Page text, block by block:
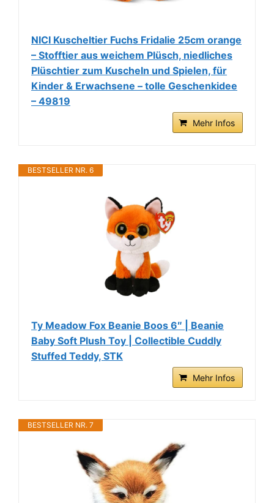
NICI Kuscheltier Fuchs Fridalie 25cm orange
– Stofftier aus weichem Plüsch, niedliches
Plüschtier zum Kuscheln und Spielen, für
Kinder & Erwachsene – tolle Geschenkidee
– 49819
Mehr Infos
BESTSELLER NR. 6
Ty Meadow Fox Beanie Boos 6″ | Beanie
Baby Soft Plush Toy | Collectible Cuddly
Stuffed Teddy, STK
Mehr Infos
BESTSELLER NR. 7